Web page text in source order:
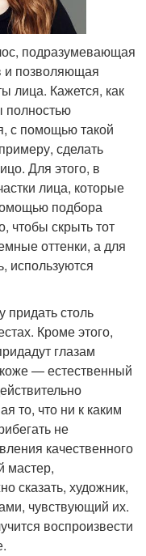
подразумевающая
и позволяющая
лица. Кажется, как
полностью
с помощью такой
сделать
Для этого, в
лица, которые
подбора
чтобы скрыть тот
оттенки, а для
используются
столь
Кроме этого,
глазам
— естественный
то, что ни к каким
не
качественного
мастер,
сказать, художник,
чувствующий их.
воспроизвести